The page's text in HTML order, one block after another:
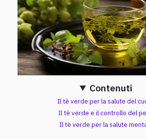
Contenuti
Il tè verde per la salute del
Il tè verde e il controllo del
Il tè verde per la salute